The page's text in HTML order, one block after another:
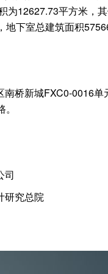
为12627.73平方米，
地下室总建筑面积
桥新城FXC0-0016
司
研究总院